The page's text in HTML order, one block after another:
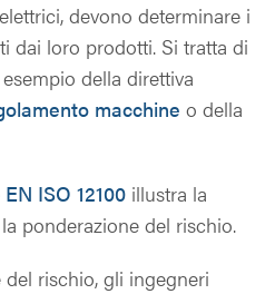
devono determinare i
dai loro prodotti. Si tratta di
della direttiva
macchine o della
EN ISO 12100 illustra la
ponderazione del rischio.
rischio, gli ingegneri